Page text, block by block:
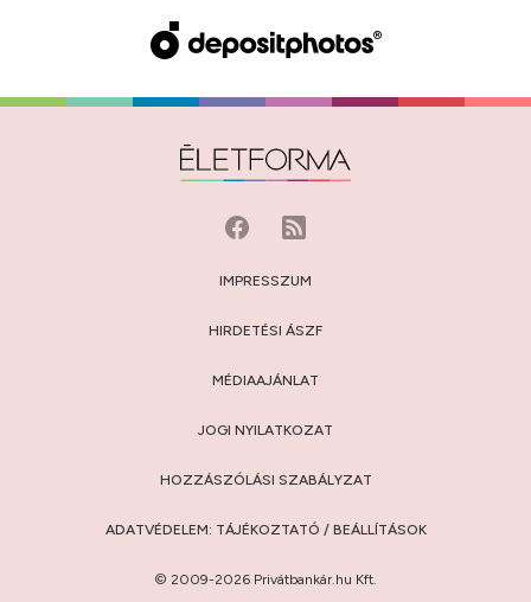
IMPRESSZUM
HIRDETÉSI ÁSZF
MÉDIAAJÁNLAT
JOGI NYILATKOZAT
HOZZÁSZÓLÁSI SZABÁLYZAT
ADATVÉDELEM: TÁJÉKOZTATÓ / BEÁLLÍTÁSOK
© 2009-2026 Privátbankár.hu Kft.